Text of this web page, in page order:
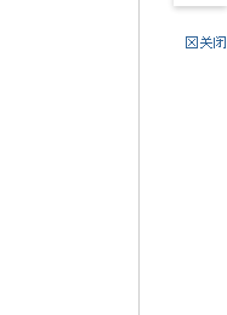
6时
节回到